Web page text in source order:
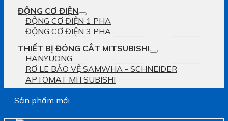
ĐỘNG CƠ ĐIỆN
ĐỘNG CƠ ĐIỆN 1 PHA
ĐỘNG CƠ ĐIỆN 3 PHA
THIẾT BỊ ĐÓNG CẮT MITSUBISHI
HANYUONG
RƠ LE BẢO VỆ SAMWHA - SCHNEIDER
APTOMAT MITSUBISHI
Sản phẩm mới